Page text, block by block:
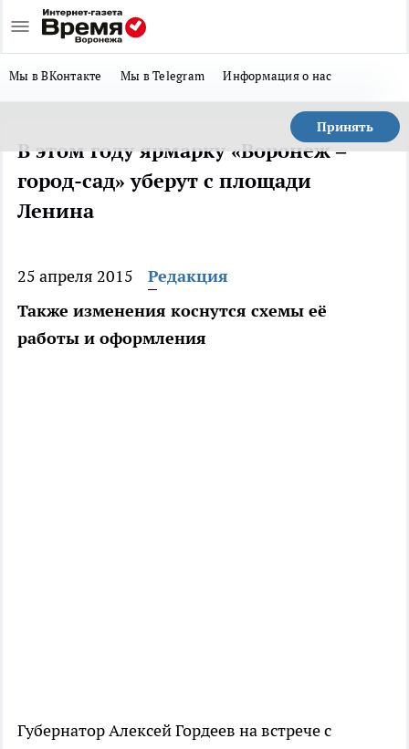
Мы в ВКонтакте Мы в Telegram Информация о нас
Принять
В этом году ярмарку «Воронеж –
город-сад» уберут с площади
Ленина
25 апреля 2015
Редакция
Также изменения коснутся схемы её
работы и оформления
Губернатор Алексей Гордеев на встрече с